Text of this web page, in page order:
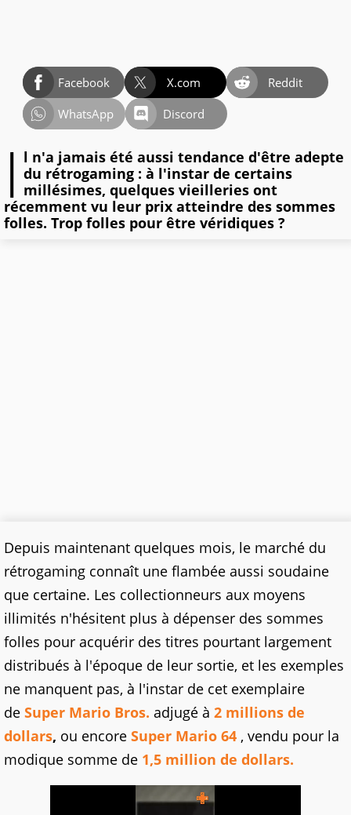
Facebook X.com
Reddit
WhatsApp
Discord
I l n'a jamais été aussi tendance d'être adepte
du rétrogaming : à l'instar de certains
millésimes, quelques vieilleries ont
récemment vu leur prix atteindre des sommes
folles. Trop folles pour être véridiques ?
Depuis maintenant quelques mois, le marché du
rétrogaming connaît une flambée aussi soudaine
que certaine. Les collectionneurs aux moyens
illimités n'hésitent plus à dépenser des sommes
folles pour acquérir des titres pourtant largement
distribués à l'époque de leur sortie, et les exemples
ne manquent pas, à l'instar de cet exemplaire
de Super Mario Bros. adjugé à 2 millions de
dollars, ou encore Super Mario 64 , vendu pour la
modique somme de 1,5 million de dollars.